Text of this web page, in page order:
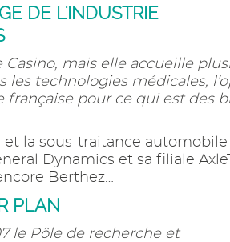
DE L'INDUSTRIE
mais elle accueille
les technologies médicales,
pour ce qui est des
la sous-traitance automobile
Dynamics et sa filiale
Berthez…
PLAN
le Pôle de recherche et